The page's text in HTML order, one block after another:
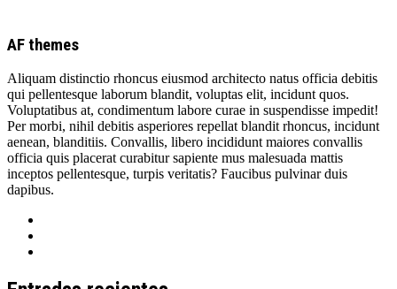
AF themes
Aliquam distinctio rhoncus eiusmod architecto natus officia debitis
qui pellentesque laborum blandit, voluptas elit, incidunt quos.
Voluptatibus at, condimentum labore curae in suspendisse impedit!
Per morbi, nihil debitis asperiores repellat blandit rhoncus, incidunt
aenean, blanditiis. Convallis, libero incididunt maiores convallis
officia quis placerat curabitur sapiente mus malesuada mattis
inceptos pellentesque, turpis veritatis? Faucibus pulvinar duis
dapibus.